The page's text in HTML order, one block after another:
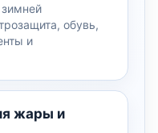
обувь,
и
жары и